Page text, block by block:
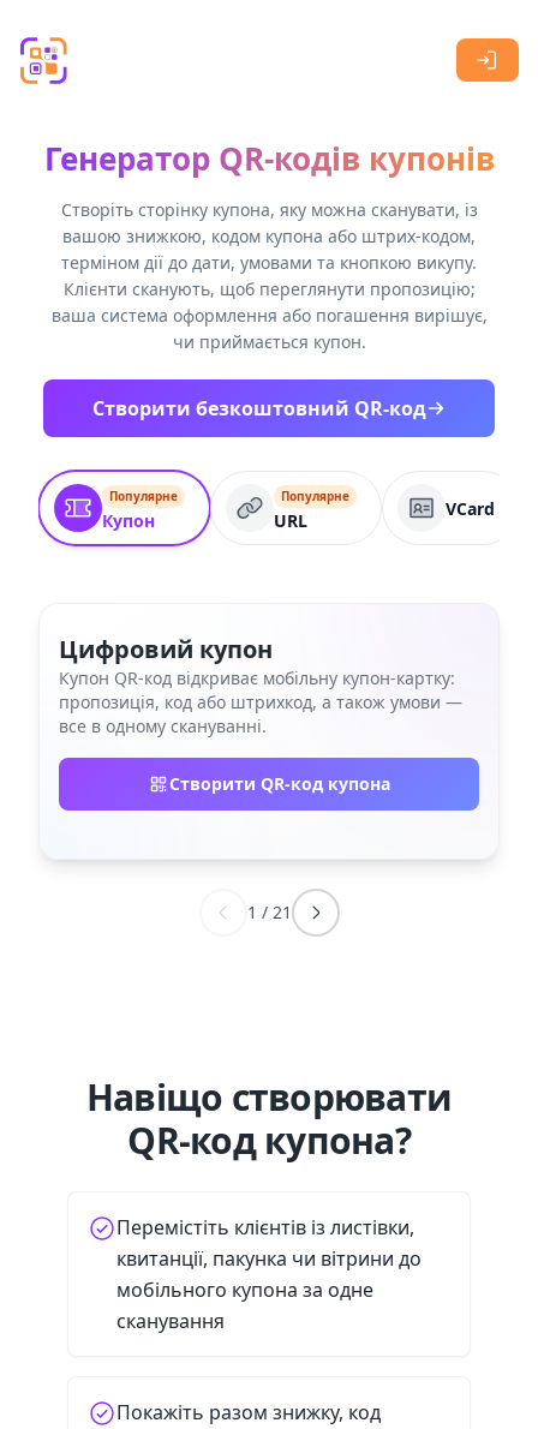
Генератор QR-кодів купонів
Створіть сторінку купона, яку можна сканувати, із
вашою знижкою, кодом купона або штрих-кодом,
терміном дії до дати, умовами та кнопкою викупу.
Клієнти сканують, щоб переглянути пропозицію;
ваша система оформлення або погашення вирішує,
чи приймається купон.
Створити безкоштовний QR-код
Популярне
Купон
Популярне
URL
VCard
Цифровий купон
Купон QR‑код відкриває мобільну купон‑картку:
пропозиція, код або штрихкод, а також умови —
все в одному скануванні.
Створити QR-код купона
1 / 21
Навіщо створювати
QR-код купона?
Перемістіть клієнтів із листівки,
квитанції, пакунка чи вітрини до
мобільного купона за одне
сканування
Покажіть разом знижку, код